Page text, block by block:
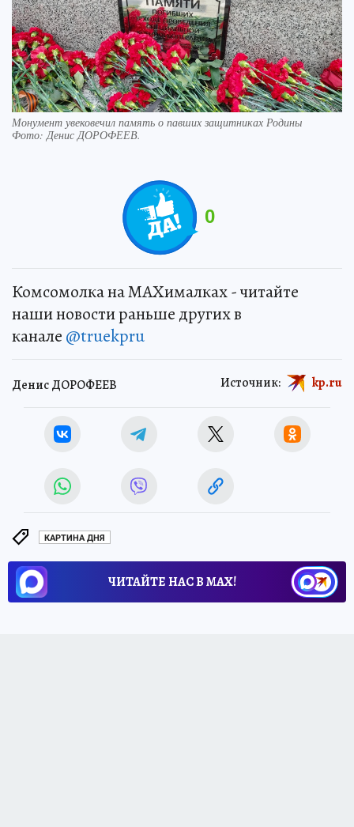
Монумент увековечил память о павших защитниках Родины
Фото:Денис ДОРОФЕЕВ.
0
Комсомолка на MAXималках - читайте
наши новости раньше других в
канале @truekpru
Денис ДОРОФЕЕВ Источник: kp.ru
КАРТИНА ДНЯ
ЧИТАЙТЕ НАС В МАХ!